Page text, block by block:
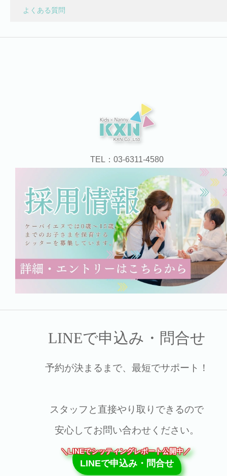
よくある質問
TEL：03-6311‐4580
LINEで申込み・問合せ
予約が決まるまで、最短でサポート！
スタッフと直接やり取りできるので
安心してお問い合わせください。
＼LINEでシッティングレポート公開中／
LINEで申込み・問合せ